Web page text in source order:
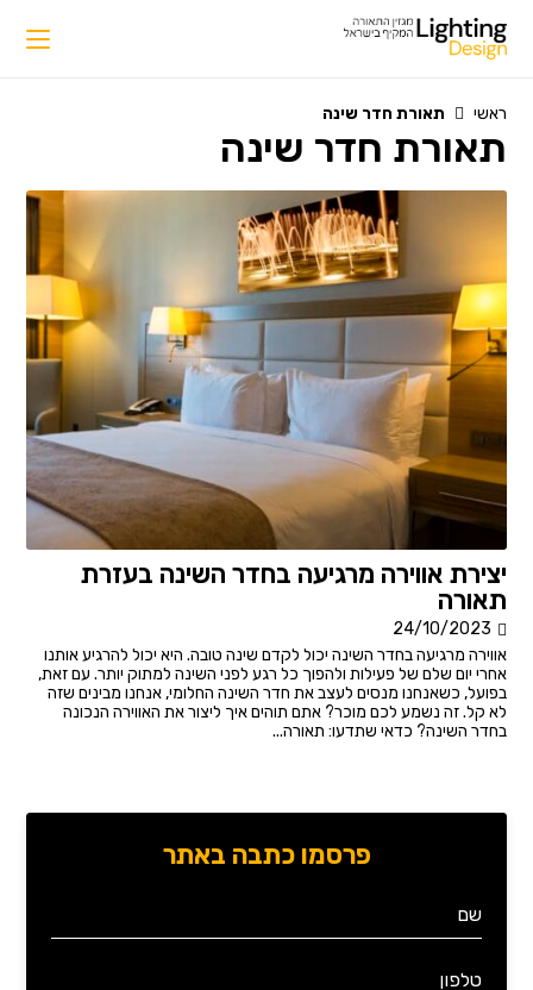
content
ראשי תאורת חדר שינה
תאורת חדר שינה
יצירת אווירה מרגיעה בחדר השינה בעזרת
תאורה
24/10/2023
אווירה מרגיעה בחדר השינה יכול לקדם שינה טובה. היא יכול להרגיע אותנו
אחרי יום שלם של פעילות ולהפוך כל רגע לפני השינה למתוק יותר. עם זאת,
בפועל, כשאנחנו מנסים לעצב את חדר השינה החלומי, אנחנו מבינים שזה
לא קל. זה נשמע לכם מוכר? אתם תוהים איך ליצור את האווירה הנכונה
בחדר השינה? כדאי שתדעו: תאורה...
פרסמו כתבה באתר